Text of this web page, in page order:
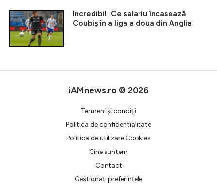
Incredibil! Ce salariu încasează
Coubiș în a liga a doua din Anglia
iAMnews.ro © 2026
Termeni şi condiţii
Politica de confidentialitate
Politica de utilizare Cookies
Cine suntem
Contact
Gestionați preferințele